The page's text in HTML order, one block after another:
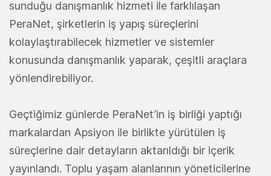
sunduğu danışmanlık hizmeti ile farklılaşan
PeraNet, şirketlerin iş yapış süreçlerini
kolaylaştırabilecek hizmetler ve sistemler
konusunda danışmanlık yaparak, çeşitli araçlara
yönlendirebiliyor.
Geçtiğimiz günlerde PeraNet’in iş birliği yaptığı
markalardan Apsiyon ile birlikte yürütülen iş
süreçlerine dair detayların aktarıldığı bir içerik
yayınlandı. Toplu yaşam alanlarının yöneticilerine